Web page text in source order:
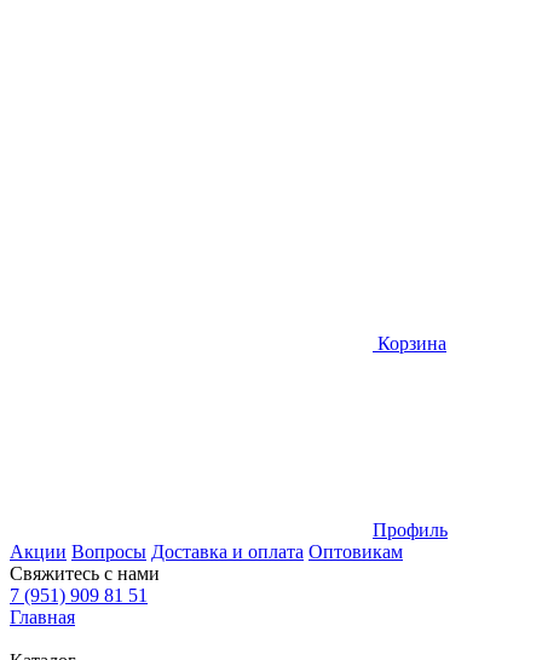
Корзина
Профиль
Акции Вопросы Доставка и оплата Оптовикам
Свяжитесь с нами
7 (951) 909 81 51
Главная